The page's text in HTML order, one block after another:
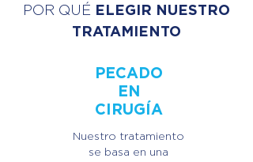
POR QUÉ ELEGIR NUESTRO
TRATAMIENTO
PECADO
EN
CIRUGÍA
Nuestro tratamiento
se basa en una